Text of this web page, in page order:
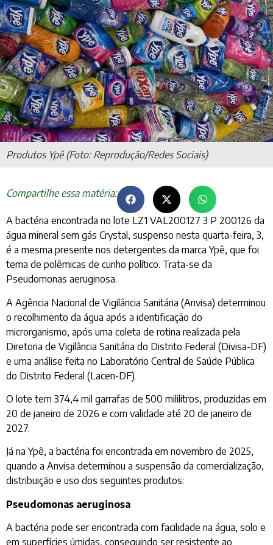
Produtos Ypê (Foto: Reprodução/Redes Sociais)
Compartilhe essa matéria:
A bactéria encontrada no lote LZ1 VAL200127 3 P 200126 da
água mineral sem gás Crystal, suspenso nesta quarta-feira, 3,
é a mesma presente nos detergentes da marca Ypê, que foi
tema de polêmicas de cunho político. Trata-se da
Pseudomonas aeruginosa.
A Agência Nacional de Vigilância Sanitária (Anvisa) determinou
o recolhimento da água após a identificação do
microrganismo, após uma coleta de rotina realizada pela
Diretoria de Vigilância Sanitária do Distrito Federal (Divisa-DF)
e uma análise feita no Laboratório Central de Saúde Pública
do Distrito Federal (Lacen-DF).
O lote tem 374,4 mil garrafas de 500 mililitros, produzidas em
20 de janeiro de 2026 e com validade até 20 de janeiro de
2027.
Já na Ypê, a bactéria foi encontrada em novembro de 2025,
quando a Anvisa determinou a suspensão da comercialização,
distribuição e uso dos seguintes produtos:
Pseudomonas aeruginosa
A bactéria pode ser encontrada com facilidade na água, solo e
em superfícies úmidas, conseguindo ser resistente ao